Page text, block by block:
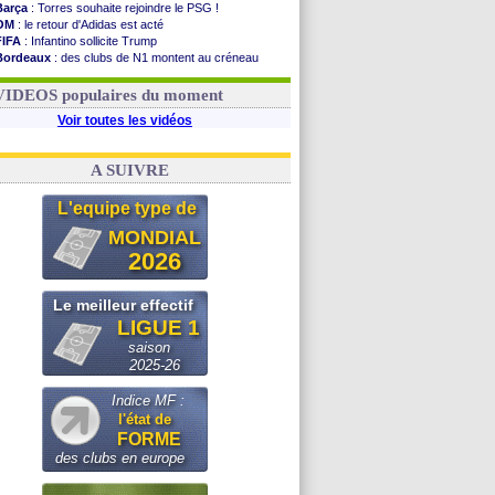
: Torres souhaite rejoindre le PSG !
: le retour d'Adidas est acté
: Infantino sollicite Trump
: des clubs de N1 montent au créneau
: le démenti de Leipzig pour Diomandé
populaires du moment
Voir toutes les vidéos
A SUIVRE
L'equipe type de
MONDIAL
2026
Le meilleur effectif
LIGUE 1
saison
2025-26
Indice MF :
l'état de
FORME
des clubs en europe